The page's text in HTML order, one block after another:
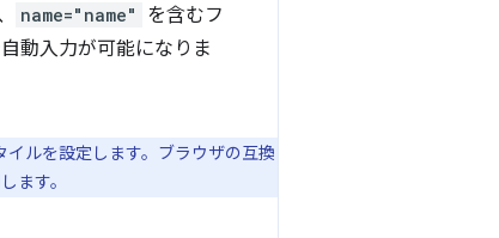
name="name"
を含むフ
動入力が可能になりま
ルを設定します。ブラウザの互換
ます。